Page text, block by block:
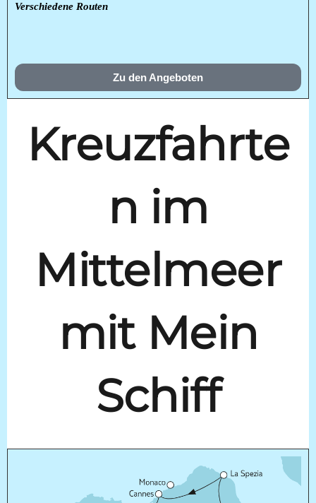
Verschiedene Routen
Zu den Angeboten
Kreuzfahrte
n im
Mittelmeer
mit Mein
Schiff